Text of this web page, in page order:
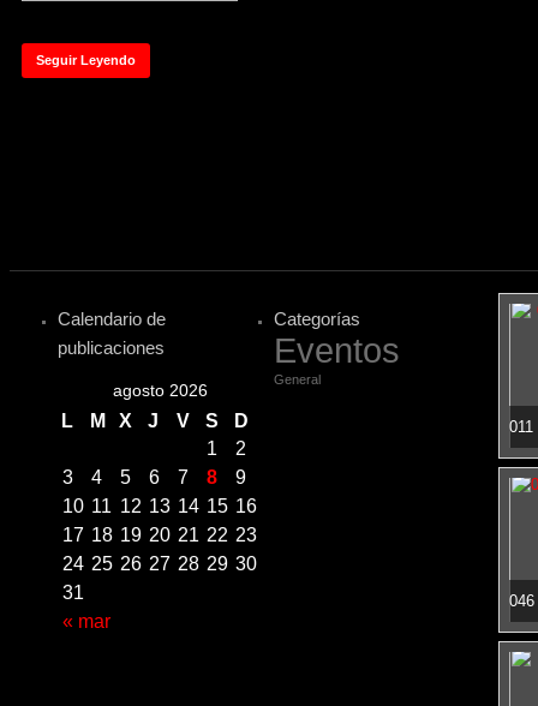
Seguir Leyendo
Calendario de
publicaciones
agosto 2026
L M X J V S D
« mar
1
2
3
4 5 6 7 8
9
10 11 12 13 14 15 16
17 18 19 20 21 22 23
24 25 26 27 28 29 30
31
Categorías
Eventos
General